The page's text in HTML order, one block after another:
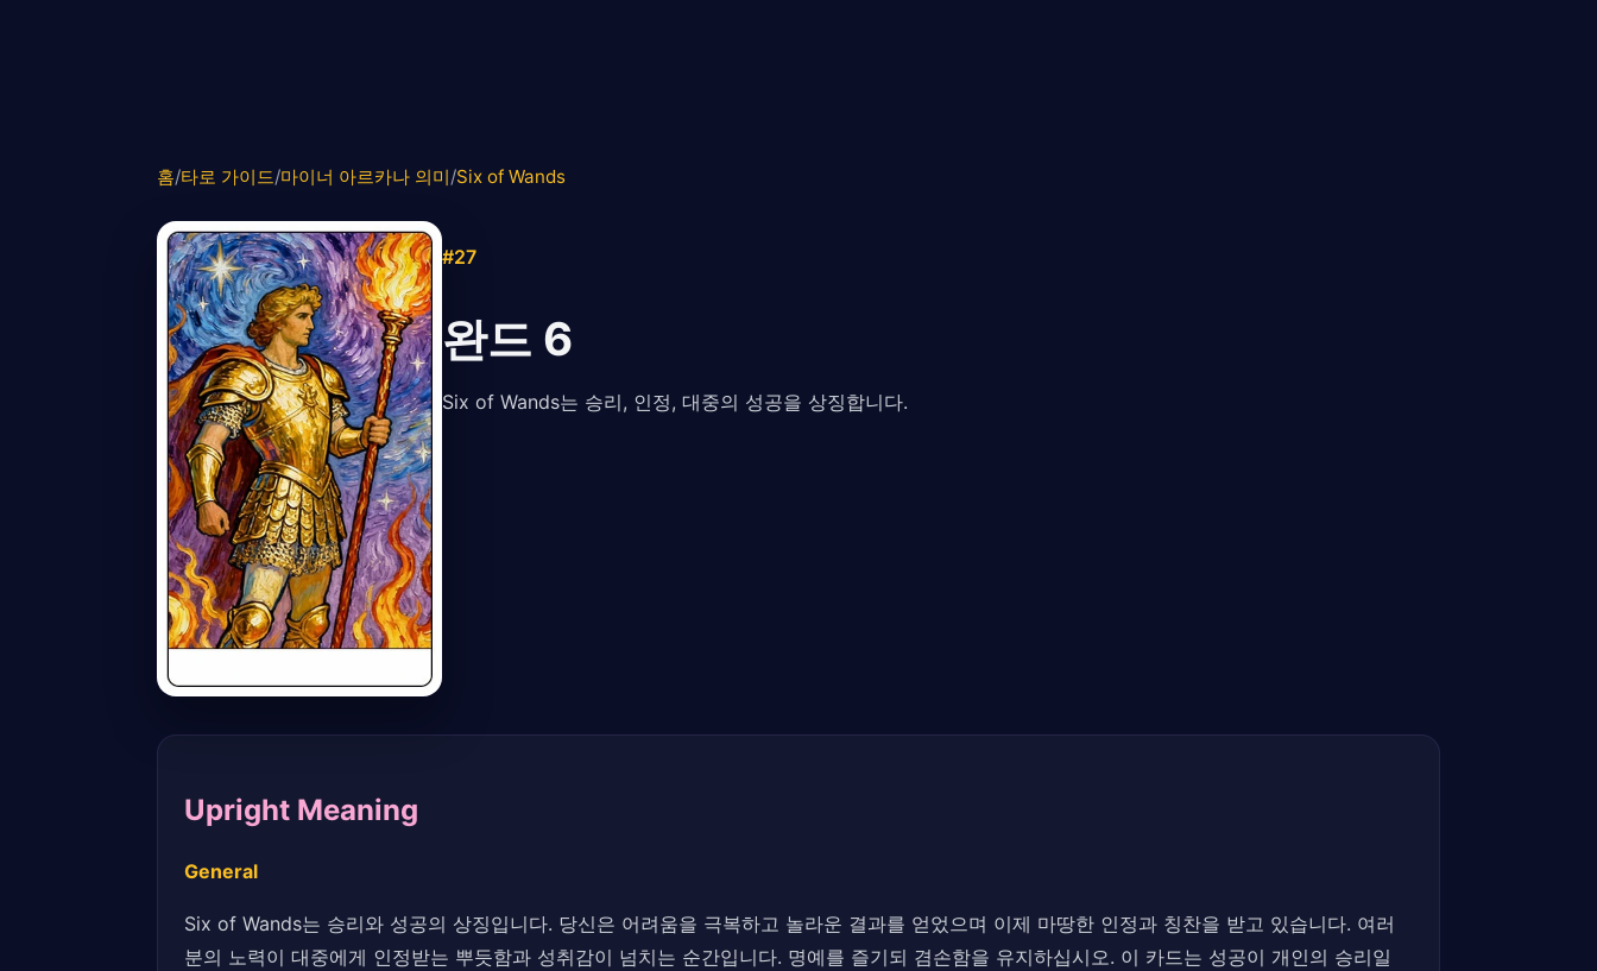
홈/타로 가이드/마이너 아르카나 의미/Six of Wands
#27
완드 6
Six of Wands는 승리, 인정, 대중의 성공을 상징합니다.
Upright Meaning
General
Six of Wands는 승리와 성공의 상징입니다. 당신은 어려움을 극복하고 놀라운 결과를 얻었으며 이제 마땅한 인정과 칭찬을 받고 있습니다. 여러
분의 노력이 대중에게 인정받는 뿌듯함과 성취감이 넘치는 순간입니다. 명예를 즐기되 겸손함을 유지하십시오. 이 카드는 성공이 개인의 승리일